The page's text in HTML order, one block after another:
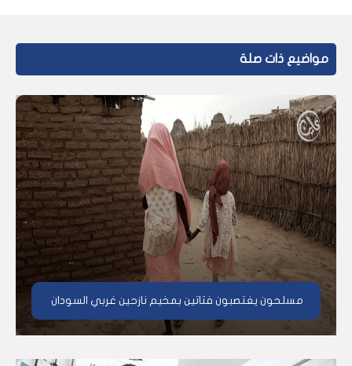
مواضيع ذات صلة
مسلحون يغتصبون فتاتين بمخيم نازحين غربي السودان